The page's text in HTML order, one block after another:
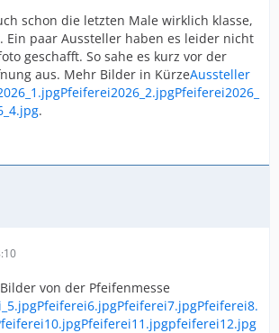
schon die letzten Male wirklich klasse,
Ein paar Aussteller haben es leider nicht
geschafft. So sahe es kurz vor der
aus. Mehr Bilder in KürzeAussteller
Pfeiferei2026_2.jpgPfeiferei2026_
.
von der Pfeifenmesse
Pfeiferei6.jpgPfeiferei7.jpgPfeiferei8.
Pfeiferei11.jpgpfeiferei12.jpg